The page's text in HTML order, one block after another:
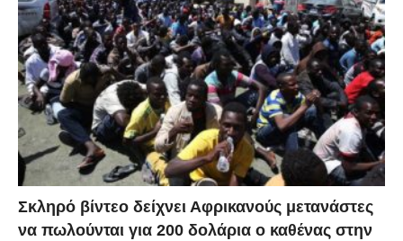
Σκληρό βίντεο δείχνει Αφρικανούς μετανάστες
να πωλούνται για 200 δολάρια ο καθένας στην